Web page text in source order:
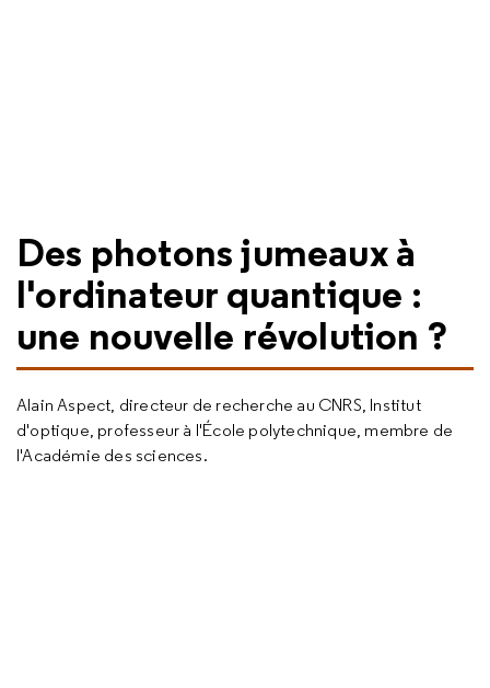
Des photons jumeaux à
l'ordinateur quantique :
une nouvelle révolution ?
Alain Aspect, directeur de recherche au CNRS, Institut
d'optique, professeur à l'École polytechnique, membre de
l'Académie des sciences.